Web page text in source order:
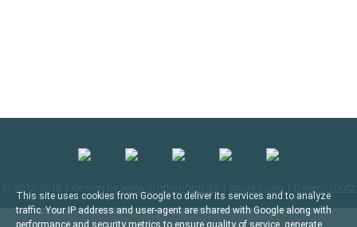
This site uses cookies from Google to deliver its services and to analyze
traffic. Your IP address and user-agent are shared with Google along with